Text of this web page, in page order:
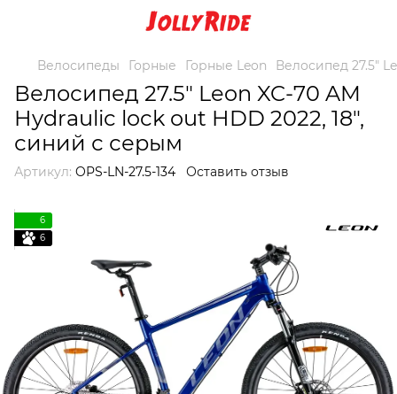
Велосипеды Горные Горные Leon Велосипед 27.5"
Велосипед 27.5" Leon XC-70 AM
Hydraulic lock out HDD 2022, 18",
синий с серым
Артикул: OPS-LN-27.5-134 Оставить отзыв
6
6